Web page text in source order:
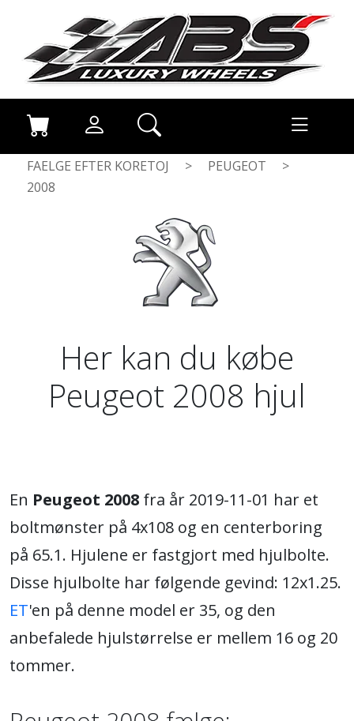
FAELGE EFTER KORETOJ > PEUGEOT
>
2008
Her kan du købe
Peugeot 2008 hjul
En Peugeot 2008 fra år 2019-11-01 har et
boltmønster på 4x108 og en centerboring
på 65.1. Hjulene er fastgjort med hjulbolte.
Disse hjulbolte har følgende gevind: 12x1.25.
ET'en på denne model er 35, og den
anbefalede hjulstørrelse er mellem 16 og 20
tommer.